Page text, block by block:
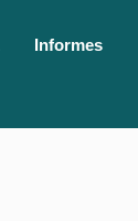
Informes